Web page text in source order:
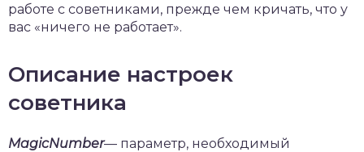
работе с советниками, прежде чем кричать, что у
вас «ничего не работает».
Описание настроек
советника
MagicNumber— параметр, необходимый